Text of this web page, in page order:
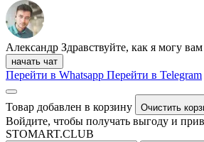
Александр Здравствуйте, как я могу
начать чат
Перейти в Whatsapp Перейти в Telegram
Товар добавлен в корзину Очистить
Войдите, чтобы получать выгоду и
STOMART.CLUB